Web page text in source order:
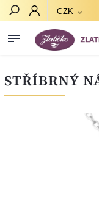
CZK
STŘÍBRNÝ